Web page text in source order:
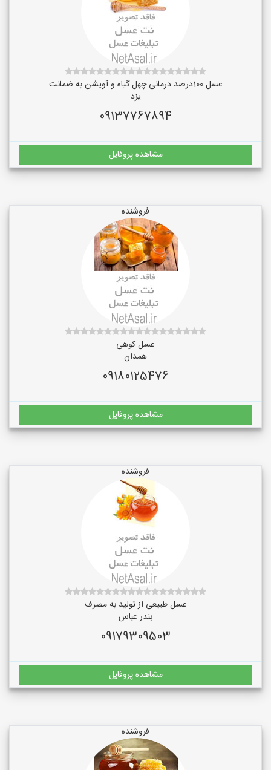
عسل 100درصد درمانی چهل گیاه و آویشن به ضمانت
یزد
09137767894
مشاهده پروفایل
فروشنده
عسل کوهی
همدان
09180125476
مشاهده پروفایل
فروشنده
عسل طبیعی از تولید به مصرف
بندر عباس
09179309503
مشاهده پروفایل
فروشنده